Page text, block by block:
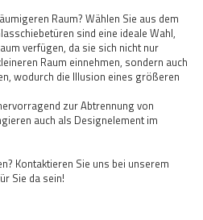
Raum? Wählen Sie aus dem
sind eine ideale Wahl,
verfügen, da sie sich nicht nur
Raum einnehmen, sondern auch
wodurch die Illusion eines größeren
zur Abtrennung von
auch als Designelement im
Kontaktieren Sie uns bei unserem
Sie da sein!